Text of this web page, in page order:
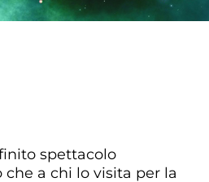
spettacolo
a chi lo visita per la